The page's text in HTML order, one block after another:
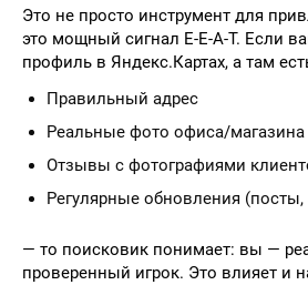
Это не просто инструмент для
это мощный сигнал E-E-A-T. Если
профиль в Яндекс.Картах, а там
Правильный адрес
Реальные фото офиса/магазина
Отзывы с фотографиями
Регулярные обновления (посты,
— то поисковик понимает: вы —
проверенный игрок. Это влияет и